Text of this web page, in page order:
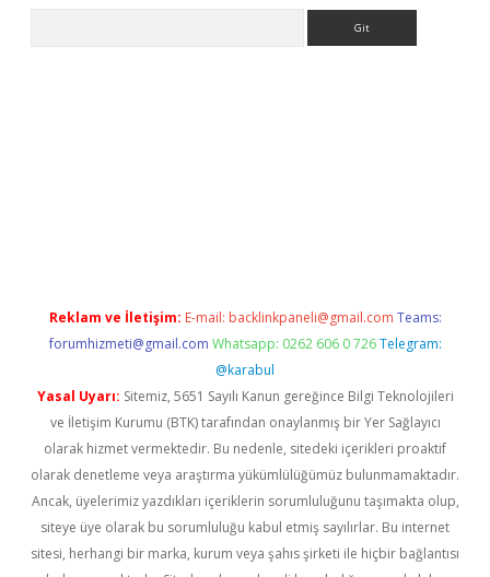
Reklam ve İletişim: E-mail: backlinkpaneli@gmail.com Teams:
forumhizmeti@gmail.com Whatsapp: 0262 606 0 726 Telegram:
@karabul
Yasal Uyarı: Sitemiz, 5651 Sayılı Kanun gereğince Bilgi Teknolojileri
ve İletişim Kurumu (BTK) tarafından onaylanmış bir Yer Sağlayıcı
olarak hizmet vermektedir. Bu nedenle, sitedeki içerikleri proaktif
olarak denetleme veya araştırma yükümlülüğümüz bulunmamaktadır.
Ancak, üyelerimiz yazdıkları içeriklerin sorumluluğunu taşımakta olup,
siteye üye olarak bu sorumluluğu kabul etmiş sayılırlar. Bu internet
sitesi, herhangi bir marka, kurum veya şahıs şirketi ile hiçbir bağlantısı